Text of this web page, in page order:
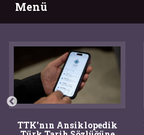
Menü
TTK'nın Ansiklopedik